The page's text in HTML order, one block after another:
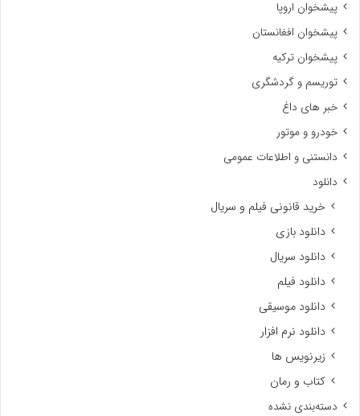
پیشخوان اروپا
پیشخوان افغانستان
پیشخوان ترکیه
توریسم و گردشگری
خبر های داغ
خودرو و موتور
دانستنی و اطلاعات عمومی
دانلود
خرید قانونی فیلم و سریال
دانلود بازی
دانلود سریال
دانلود فیلم
دانلود موسیقی
دانلود نرم افزار
زیرنویس ها
کتاب و رمان
دسته‌بندی نشده